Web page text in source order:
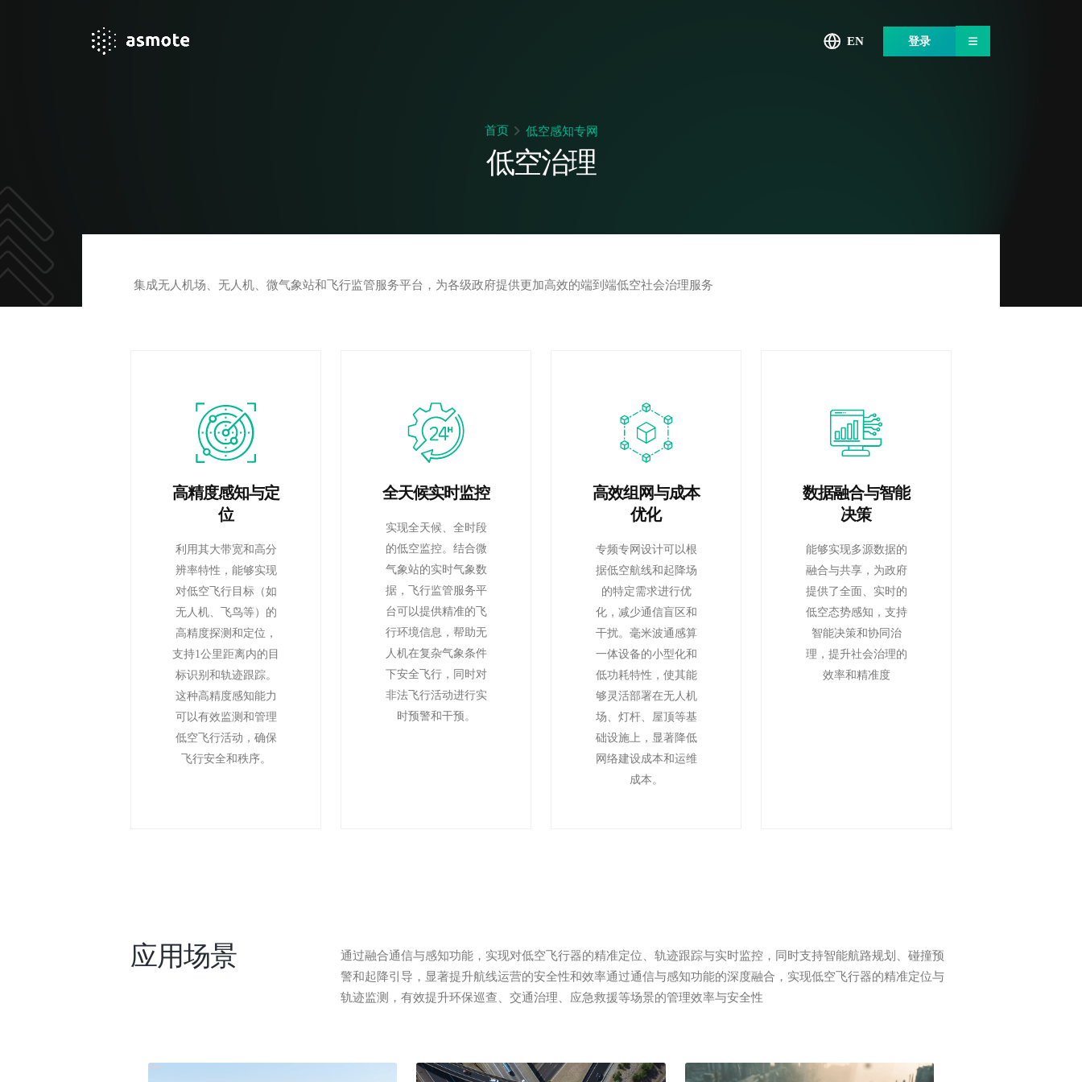
EN 登录
首页 低空感知专网
低空治理
集成无人机场、无人机、微气象站和飞行监管服务平台，为各级政府提供更加高效的端到端低空社会治理服务
高精度感知与定
位
利用其大带宽和高分
辨率特性，能够实现
对低空飞行目标（如
无人机、飞鸟等）的
高精度探测和定位，
支持1公里距离内的目
标识别和轨迹跟踪。
这种高精度感知能力
可以有效监测和管理
低空飞行活动，确保
飞行安全和秩序。
全天候实时监控
实现全天候、全时段
的低空监控。结合微
气象站的实时气象数
据，飞行监管服务平
台可以提供精准的飞
行环境信息，帮助无
人机在复杂气象条件
下安全飞行，同时对
非法飞行活动进行实
时预警和干预。
高效组网与成本
优化
专频专网设计可以根
据低空航线和起降场
的特定需求进行优
化，减少通信盲区和
干扰。毫米波通感算
一体设备的小型化和
低功耗特性，使其能
够灵活部署在无人机
场、灯杆、屋顶等基
础设施上，显著降低
网络建设成本和运维
成本。
数据融合与智能
决策
能够实现多源数据的
融合与共享，为政府
提供了全面、实时的
低空态势感知，支持
智能决策和协同治
理，提升社会治理的
效率和精准度
应用场景
通过融合通信与感知功能，实现对低空飞行器的精准定位、轨迹跟踪与实时监控，同时支持智能航路规划、碰撞预
警和起降引导，显著提升航线运营的安全性和效率通过通信与感知功能的深度融合，实现低空飞行器的精准定位与
轨迹监测，有效提升环保巡查、交通治理、应急救援等场景的管理效率与安全性